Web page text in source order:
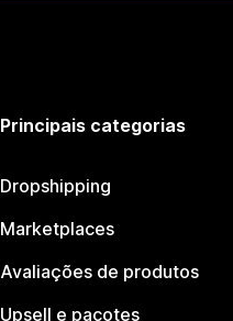
Principais categorias
Dropshipping
Marketplaces
Avaliações de produtos
Upsell e pacotes